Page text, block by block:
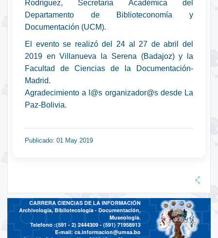
Rodríguez, Secretaría Académica del
Departamento de Biblioteconomía y
Documentación (UCM).
El evento se realizó del 24 al 27 de abril del
2019 en Villanueva la Serena (Badajoz) y la
Facultad de Ciencias de la Documentación-
Madrid.
Agradecimiento a l@s organizador@s desde La
Paz-Bolivia.
Publicado: 01 May 2019
CARRERA CIENCIAS DE LA INFORMACIÓN
Archivología, Bibliotecología - Documentación,
Museología.
Telefono :(591 - 2) 2444309 - (591) 71958913
E-mail:cs.informacion@umsa.bo